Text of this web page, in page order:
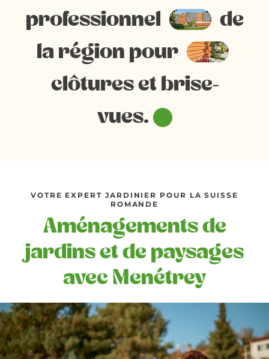
professionnel
de
la région pour
clôtures et brise-
vues.
VOTRE EXPERT JARDINIER POUR LA SUISSE
ROMANDE
Aménagements de
jardins et de paysages
avec Menétrey